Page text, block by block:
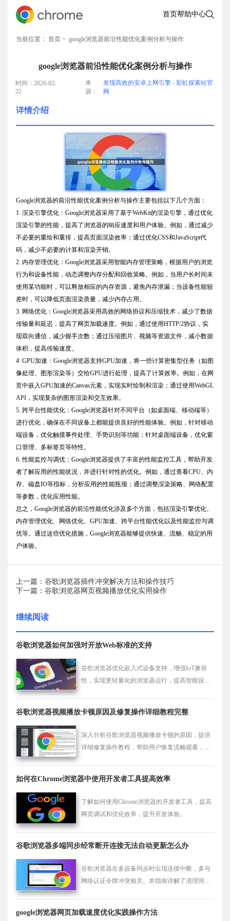
首页帮助中心
当前位置： 首页 > google浏览器前沿性能优化案例分析与操作
google浏览器前沿性能优化案例分析与操作
时间：2026-02-
22
来
源：
发现高效的安卓上网引擎 - 彩虹探索站官
网
详情介绍
Google浏览器的前沿性能优化案例分析与操作主要包括以下几个方面：
1. 渲染引擎优化：Google浏览器采用了基于WebKit的渲染引擎，通过优化
渲染引擎的性能，提高了浏览器的响应速度和用户体验。例如，通过减少
不必要的重绘和重排，提高页面渲染效率；通过优化CSS和JavaScript代
码，减少不必要的计算和渲染开销。
2. 内存管理优化：Google浏览器采用智能内存管理策略，根据用户的浏览
行为和设备性能，动态调整内存分配和回收策略。例如，当用户长时间未
使用某功能时，可以释放相应的内存资源，避免内存泄漏；当设备性能较
差时，可以降低页面渲染质量，减少内存占用。
3. 网络优化：Google浏览器采用高效的网络协议和压缩技术，减少了数据
传输量和延迟，提高了网页加载速度。例如，通过使用HTTP/2协议，实
现双向通信，减少握手次数；通过压缩图片、视频等资源文件，减小数据
体积，提高传输速度。
4. GPU加速：Google浏览器支持GPU加速，将一些计算密集型任务（如图
像处理、图形渲染等）交给GPU进行处理，提高了计算效率。例如，在网
页中嵌入GPU加速的Canvas元素，实现实时绘制和渲染；通过使用WebGL
API，实现复杂的图形渲染和交互效果。
5. 跨平台性能优化：Google浏览器针对不同平台（如桌面端、移动端等）
进行优化，确保在不同设备上都能提供良好的性能体验。例如，针对移动
端设备，优化触摸事件处理、手势识别等功能；针对桌面端设备，优化窗
口管理、多标签页等特性。
6. 性能监控与调优：Google浏览器提供了丰富的性能监控工具，帮助开发
者了解应用的性能状况，并进行针对性的优化。例如，通过查看CPU、内
存、磁盘IO等指标，分析应用的性能瓶颈；通过调整渲染策略、网络配置
等参数，优化应用性能。
总之，Google浏览器的前沿性能优化涉及多个方面，包括渲染引擎优化、
内存管理优化、网络优化、GPU加速、跨平台性能优化以及性能监控与调
优等。通过这些优化措施，Google浏览器能够提供快速、流畅、稳定的用
户体验。
上一篇：谷歌浏览器插件冲突解决方法和操作技巧
下一篇：谷歌浏览器网页视频播放优化实用操作
继续阅读
谷歌浏览器如何加强对开放Web标准的支持
谷歌浏览器优化嵌入式设备支持，增强IoT兼容
性，实现更轻量化的浏览器运行，提高智能设备
谷歌浏览器视频播放卡顿原因及修复操作详细教程完整
深入分析谷歌浏览器视频播放卡顿的原因，提供
详细修复操作教程，帮助用户恢复流畅观看，提
如何在Chrome浏览器中使用开发者工具提高效率
了解如何使用Chrome浏览器的开发者工具，提高
网页调试和优化效率，提升开发体验。
谷歌浏览器多端同步经常断开连接无法自动更新怎么办
谷歌浏览器在多设备同步时出现连接中断，多与
网络认证令牌冲突相关。本指南详解了清理同步
据实时无缝同步。
google浏览器网页加载速度优化实践操作方法